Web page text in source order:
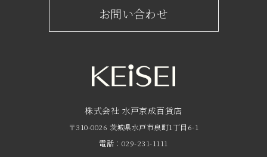
ショップからのお知らせ
フロアガイド
サービスのご案内
京成友の会
京成ポイントカードについて
お問い合わせ
株式会社 水戸京成百貨店
〒310-0026 茨城県水戸市泉町1丁目6-1
電話：029-231-1111